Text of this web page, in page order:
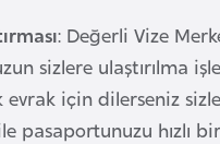
: Değerli Vize
sizlere ulaştırılma
için dilerseniz
pasaportunuzu hızlı